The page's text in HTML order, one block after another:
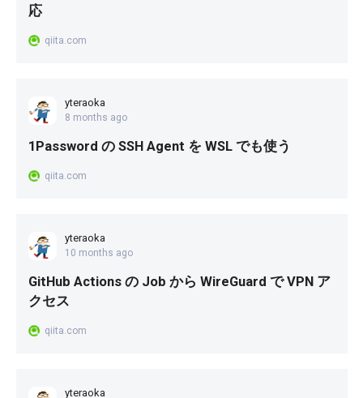
応
qiita.com
yteraoka
8 months ago
1Password の SSH Agent を WSL でも使う
qiita.com
yteraoka
10 months ago
GitHub Actions の Job から WireGuard で VPN ア
クセス
qiita.com
yteraoka